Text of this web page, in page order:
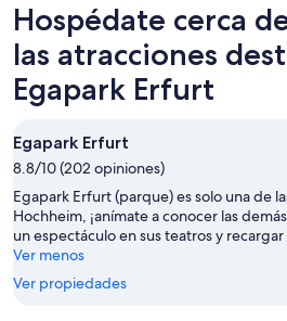
Hospédate cerca
las atracciones
Egapark Erfurt
Egapark Erfurt
8.8/10 (202 opiniones)
Egapark Erfurt (parque) es solo una de
Hochheim, ¡anímate a conocer las
un espectáculo en sus teatros y
Ver menos
Ver propiedades